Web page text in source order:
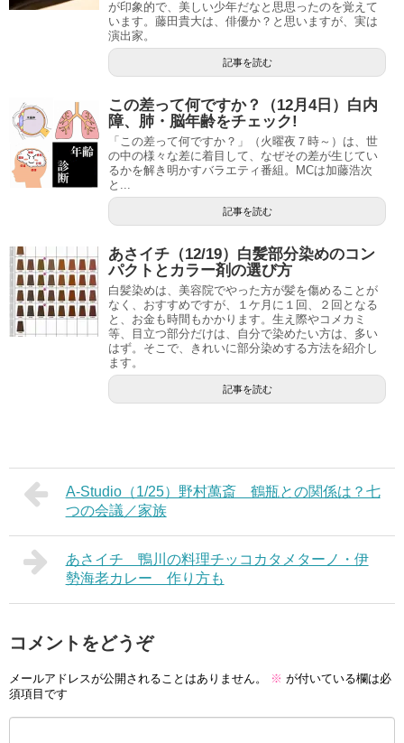
が印象的で、美しい少年だなと思思ったのを覚えて
います。藤田貴大は、俳優か？と思いますが、実は
演出家。
記事を読む
この差って何ですか？（12月4日）白内
障、肺・脳年齢をチェック!
「この差って何ですか？」（火曜夜７時～）は、世
の中の様々な差に着目して、なぜその差が生じてい
るかを解き明かすバラエティ番組。MCは加藤浩次
と...
記事を読む
あさイチ（12/19）白髪部分染めのコン
パクトとカラー剤の選び方
白髪染めは、美容院でやった方が髪を傷めることが
なく、おすすめですが、１ケ月に１回、２回となる
と、お金も時間もかかります。生え際やコメカミ
等、目立つ部分だけは、自分で染めたい方は、多い
はず。そこで、きれいに部分染めする方法を紹介し
ます。
記事を読む
A-Studio（1/25）野村萬斎 鶴瓶との関係は？七
つの会議／家族
あさイチ 鴨川の料理チッコカタメターノ・伊
勢海老カレー 作り方も
コメントをどうぞ
メールアドレスが公開されることはありません。 ※ が付いている欄は必
須項目です